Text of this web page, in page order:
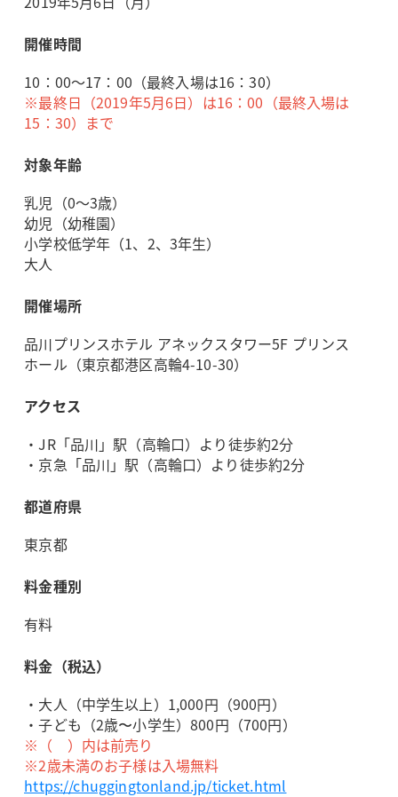
開催時間
10：00～17：00（最終入場は16：30）
※最終日（2019年5月6日）は16：00（最終入場は
15：30）まで
対象年齢
乳児（0～3歳）
幼児（幼稚園）
小学校低学年（1、2、3年生）
大人
開催場所
品川プリンスホテル アネックスタワー5F プリンス
ホール（東京都港区高輪4-10-30）
アクセス
・JR「品川」駅（高輪口）より徒歩約2分
・京急「品川」駅（高輪口）より徒歩約2分
都道府県
東京都
料金種別
有料
料金（税込）
・大人（中学生以上）1,000円（900円）
・子ども（2歳〜小学生）800円（700円）
※（ ）内は前売り
※2歳未満のお子様は入場無料
https://chuggingtonland.jp/ticket.html